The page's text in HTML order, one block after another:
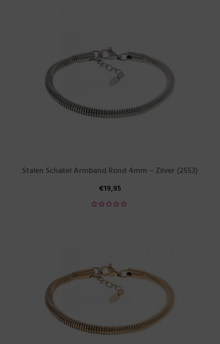
Stalen Schakel Armband Rond 4mm – Zilver (2553)
€19,95